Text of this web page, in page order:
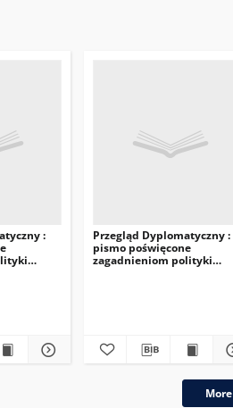
:
Przegląd Dyplomatyczny :
pismo poświęcone
zagadnieniom polityki
More